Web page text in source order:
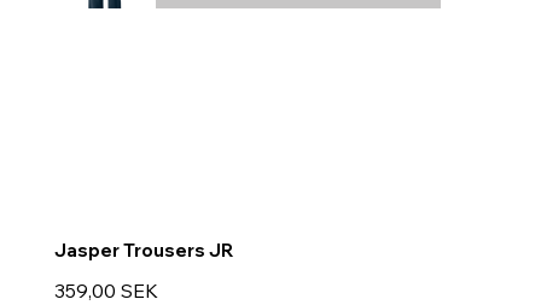
Jasper Trousers JR
Hinta
359,00 SEK